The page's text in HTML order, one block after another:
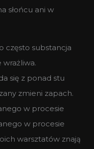
słońcu ani w
często substancja
wrażliwa.
się z ponad stu
zmieni zapach.
w procesie
w procesie
warsztatów znają